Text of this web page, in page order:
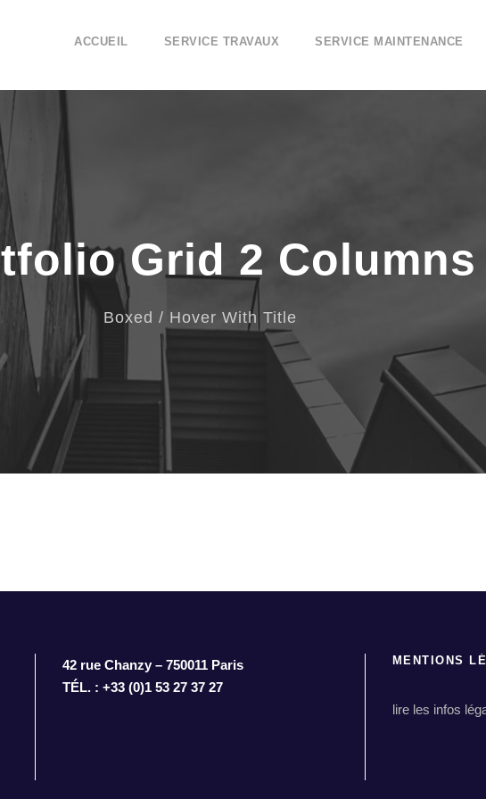
ACCUEIL SERVICE TRAVAUX SERVICE MAINTENANCE
Grid 2 Columns
Boxed / Hover With Title
42 rue Chanzy – 750011 Paris
TÉL. : +33 (0)1 53 27 37 27
MENTIONS
lire les infos